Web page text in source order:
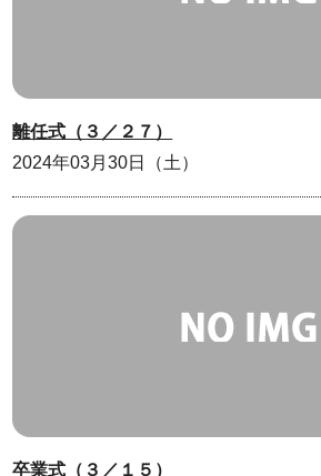
離任式（３／２７）
2024年03月30日（土）
卒業式（３／１５）